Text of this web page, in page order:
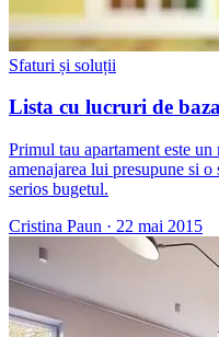
Sfaturi și soluții
Lista cu lucruri de
Primul tau apartament este
amenajarea lui presupune si
serios bugetul.
Cristina Paun · 22 mai 2015